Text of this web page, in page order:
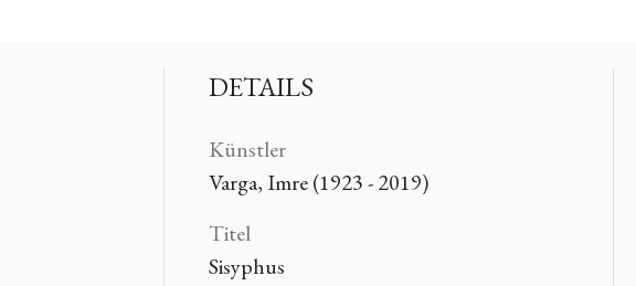
DETAILS
Künstler
Varga, Imre (1923 - 2019)
Titel
Sisyphus